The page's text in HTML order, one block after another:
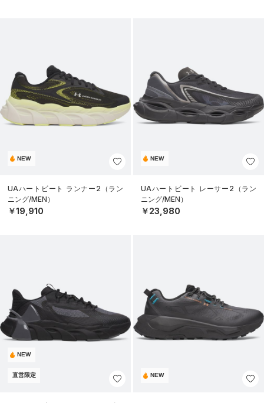
NEW
UAハートビート ランナー2（ラン
ニング/MEN）
￥19,910
NEW
UAハートビート レーサー2（ラン
ニング/MEN）
￥23,980
NEW
直営限定 NEW